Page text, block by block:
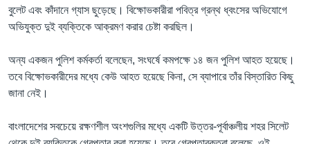
বুলেট এবং কাঁদানে গ্যাস ছুড়েছে। বিক্ষোভকারীরা পবিত্র গ্রন্থ ধ্বংসের অভিযোগে
অভিযুক্ত দুই ব্যক্তিকে আক্রমণ করার চেষ্টা করছিল।
অন্য একজন পুলিশ কর্মকর্তা বলেছেন, সংঘর্ষে কমপক্ষে ১৪ জন পুলিশ আহত হয়েছে।
তবে বিক্ষোভকারীদের মধ্যে কেউ আহত হয়েছে কিনা, সে ব্যাপারে তাঁর বিস্তারিত কিছু
জানা নেই।
বাংলাদেশের সবচেয়ে রক্ষণশীল অংশগুলির মধ্যে একটি উত্তর-পূর্বাঞ্চলীয় শহর সিলেট